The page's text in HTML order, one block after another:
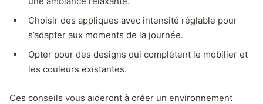
Choisir des appliques avec intensité réglable pour
s’adapter aux moments de la journée.
Opter pour des designs qui complètent le mobilier et
les couleurs existantes.
Ces conseils vous aideront à créer un environnement